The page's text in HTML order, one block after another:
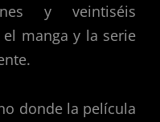
y veintiséis
manga y la serie
donde la película